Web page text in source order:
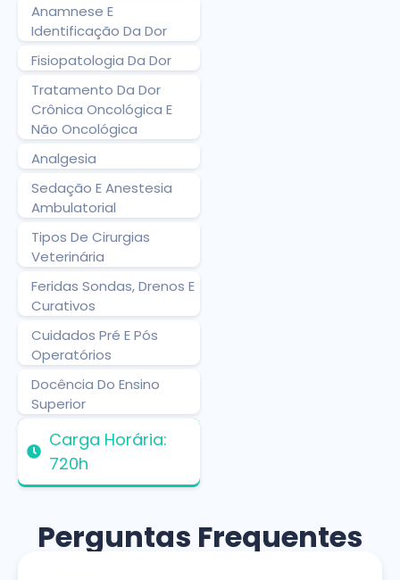
Anamnese E
Identificação Da Dor
Fisiopatologia Da Dor
Tratamento Da Dor
Crônica Oncológica E
Não Oncológica
Analgesia
Sedação E Anestesia
Ambulatorial
Tipos De Cirurgias
Veterinária
Feridas Sondas, Drenos E
Curativos
Cuidados Pré E Pós
Operatórios
Docência Do Ensino
Superior
Carga Horária:
720h
Perguntas Frequentes